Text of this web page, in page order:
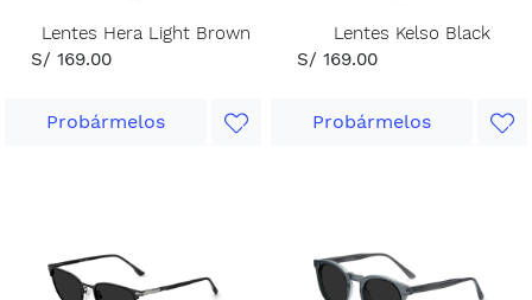
Lentes Hera Light Brown
S/ 169.00
Probármelos
Lentes Kelso Black
S/ 169.00
Probármelos